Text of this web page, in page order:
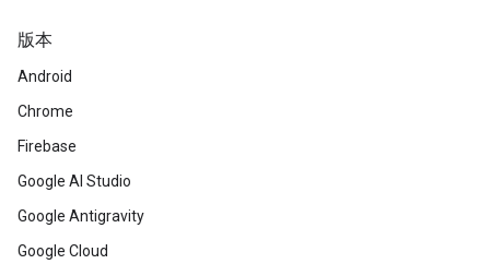
版本
Android
Chrome
Firebase
Google AI Studio
Google Antigravity
Google Cloud